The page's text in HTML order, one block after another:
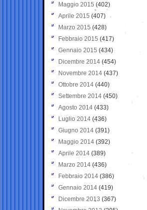
Maggio 2015 (402)
Aprile 2015 (407)
Marzo 2015 (428)
Febbraio 2015 (417)
Gennaio 2015 (434)
Dicembre 2014 (454)
Novembre 2014 (437)
Ottobre 2014 (440)
Settembre 2014 (450)
Agosto 2014 (433)
Luglio 2014 (436)
Giugno 2014 (391)
Maggio 2014 (392)
Aprile 2014 (389)
Marzo 2014 (436)
Febbraio 2014 (386)
Gennaio 2014 (419)
Dicembre 2013 (367)